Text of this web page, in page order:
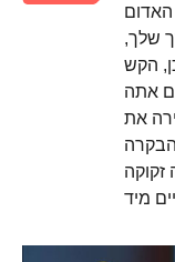
האדום
שלך,
הקש
אתה
את
זקוקה